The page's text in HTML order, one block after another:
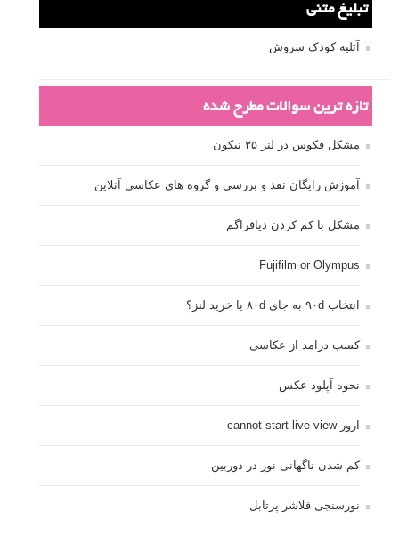
تبلیغ متنی
آتلیه کودک سروش
تازه ترین سوالات مطرح شده
مشکل فکوس در لنز ۳۵ نیکون
آموزش رایگان نقد و بررسی و گروه های عکاسی آنلاین
مشکل با کم کردن دیافراگم
Fujifilm or Olympus
انتخاب ۹۰d به جای ۸۰d یا خرید لنز؟
کسب درامد از عکاسی
نحوه آپلود عکس
ارور cannot start live view
کم شدن ناگهانی نور در دوربین
نورسنجی فلاشر پرتابل